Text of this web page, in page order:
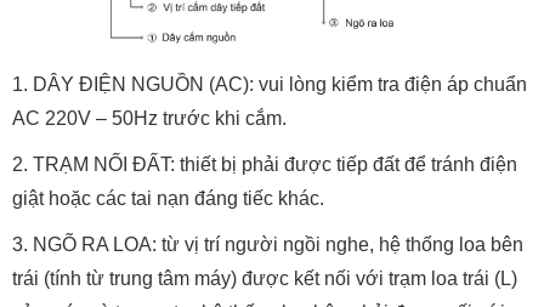
1. DÂY ĐIỆN NGUỒN (AC): vui lòng kiểm tra điện áp chuẩn
AC 220V – 50Hz trước khi cắm.
2. TRẠM NỐI ĐẤT: thiết bị phải được tiếp đất để tránh điện
giật hoặc các tai nạn đáng tiếc khác.
3. NGÕ RA LOA: từ vị trí người ngồi nghe, hệ thống loa bên
trái (tính từ trung tâm máy) được kết nối với trạm loa trái (L)